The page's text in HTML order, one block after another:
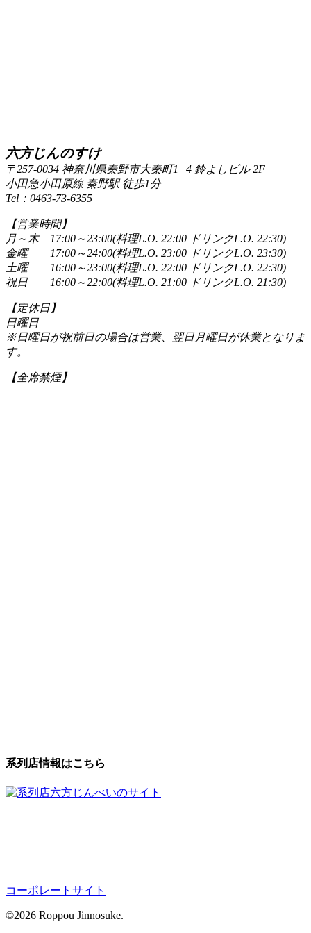
六方じんのすけ
〒257-0034 神奈川県秦野市大秦町1−4 鈴よしビル 2F
小田急小田原線 秦野駅 徒歩1分
Tel：0463-73-6355
【営業時間】
月～木 17:00～23:00(料理L.O. 22:00 ドリンクL.O. 22:30)
金曜 17:00～24:00(料理L.O. 23:00 ドリンクL.O. 23:30)
土曜 16:00～23:00(料理L.O. 22:00 ドリンクL.O. 22:30)
祝日 16:00～22:00(料理L.O. 21:00 ドリンクL.O. 21:30)
【定休日】
日曜日
※日曜日が祝前日の場合は営業、翌日月曜日が休業となりま
す。
【全席禁煙】
系列店情報はこちら
コーポレートサイト
©2026 Roppou Jinnosuke.